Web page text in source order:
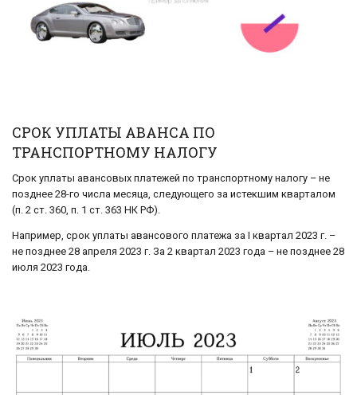
СРОК УПЛАТЫ АВАНСА ПО
ТРАНСПОРТНОМУ НАЛОГУ
Срок уплаты авансовых платежей по транспортному налогу – не
позднее 28-го числа месяца, следующего за истекшим кварталом
(п. 2 ст. 360, п. 1 ст. 363 НК РФ).
Например, срок уплаты авансового платежа за I квартал 2023 г. –
не позднее 28 апреля 2023 г. За 2 квартал 2023 года – не позднее 28
июля 2023 года.